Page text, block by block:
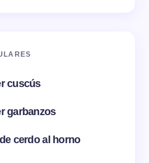
cuscús
garbanzos
cerdo al horno